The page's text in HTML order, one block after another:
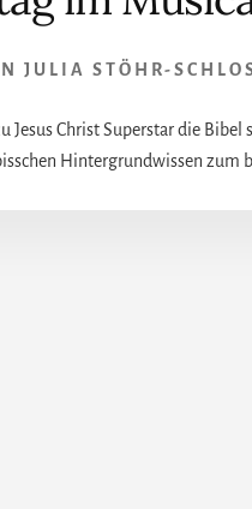
JULIA STÖHR-
Jesus Christ Superstar die
Hintergrundwissen zum